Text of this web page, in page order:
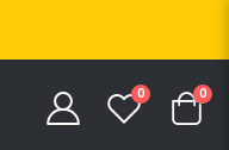
0 0